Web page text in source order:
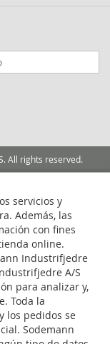
All rights reserved.
servicios y
Además, las
con fines
online.
Industrifjedre
A/S
para analizar y,
Toda la
los pedidos se
Sodemann